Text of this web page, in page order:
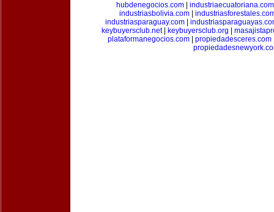
hubdenegocios.com| industriaecuatoriana.com
industriasbolivia.com|
industriasparaguay.com|
keybuyersclub.net| keybuyersclub.org
plataformanegocios.com
propiedadesceres.com